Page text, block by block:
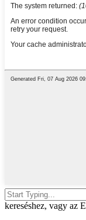
kereséshez, vagy az